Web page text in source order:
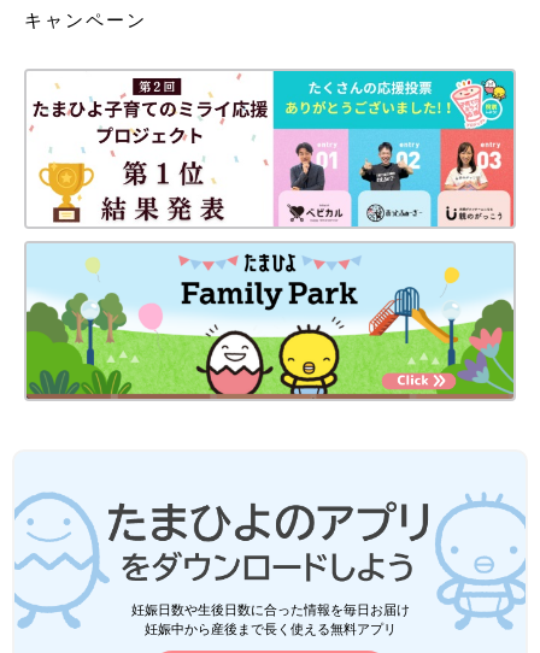
キャンペーン
妊娠日数や生後日数に合った情報を毎日お届け
妊娠中から産後まで長く使える無料アプリ